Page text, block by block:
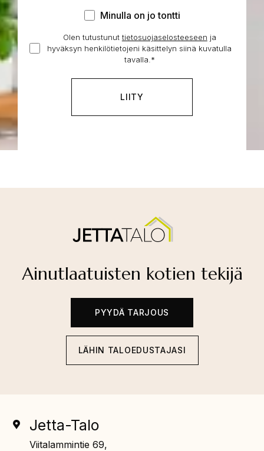
Minulla
jo
tontti
Minulla on jo tontti
Hyväksyn
henkilötietojeni
käsittelyn
*
Olen tutustunut tietosuojaselosteeseen ja
hyväksyn henkilötietojeni käsittelyn siinä kuvatulla
tavalla. *
Ainutlaatuisten kotien tekijä
PYYDÄ TARJOUS
LÄHIN TALOEDUSTAJASI
Jetta-Talo
Viitalammintie 69,